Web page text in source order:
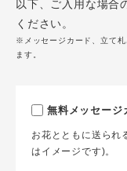
以下、ご入用な場合
ください。
※メッセージカード、立て札
ます。
無料メッセージ
お花とともに送られ
はイメージです)。